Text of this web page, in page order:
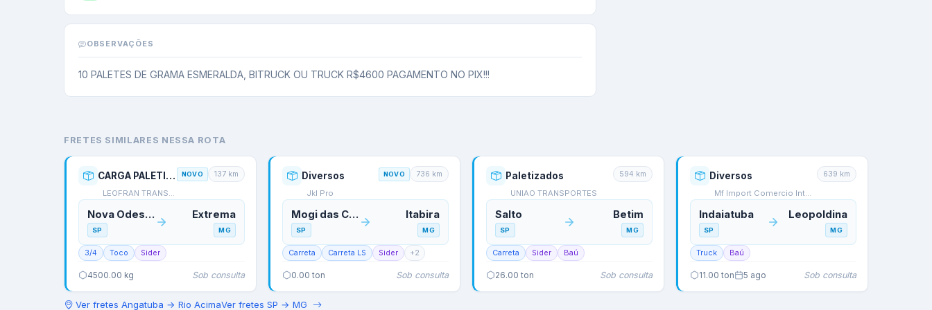
OBSERVAÇÕES
10 PALETES DE GRAMA ESMERALDA, BITRUCK OU TRUCK R$4600 PAGAMENTO NO PIX!!!
FRETES SIMILARES NESSA ROTA
CARGA PALETIZADA
LEOFRAN TRANSPORTES
NOVO 137 km
Nova Odessa
SP
Extrema
MG
3/4 Toco Sider
4500.00 kg Sob consulta
Diversos
Jkl Pro
NOVO 736 km
Mogi das Cruzes
SP
Itabira
MG
Carreta Carreta LS Sider +2
0.00 ton Sob consulta
Paletizados
UNIAO TRANSPORTES
594 km
Salto
SP
Betim
MG
Carreta Sider Baú
26.00 ton Sob consulta
Diversos
Mf Import Comercio Int…
639 km
Indaiatuba
SP
Leopoldina
MG
Truck Baú
11.00 ton 5 ago Sob consulta
Ver fretes Angatuba → Rio AcimaVer fretes SP → MG